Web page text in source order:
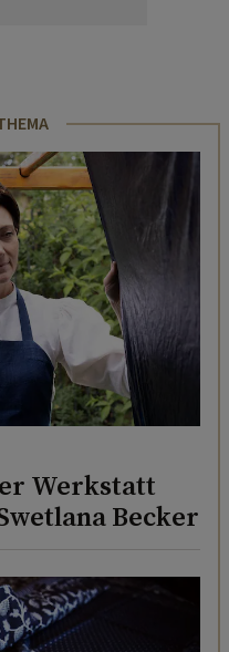
Werkstatt
Becker